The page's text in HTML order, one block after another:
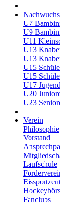
Nachwuchs
U7 Bambini
U9 Bambini
U11
U13
U13
U15
U15
U17 Jugend
U20
U23
Verein
Philosophie
Vorstand
Laufschule
Fanclubs